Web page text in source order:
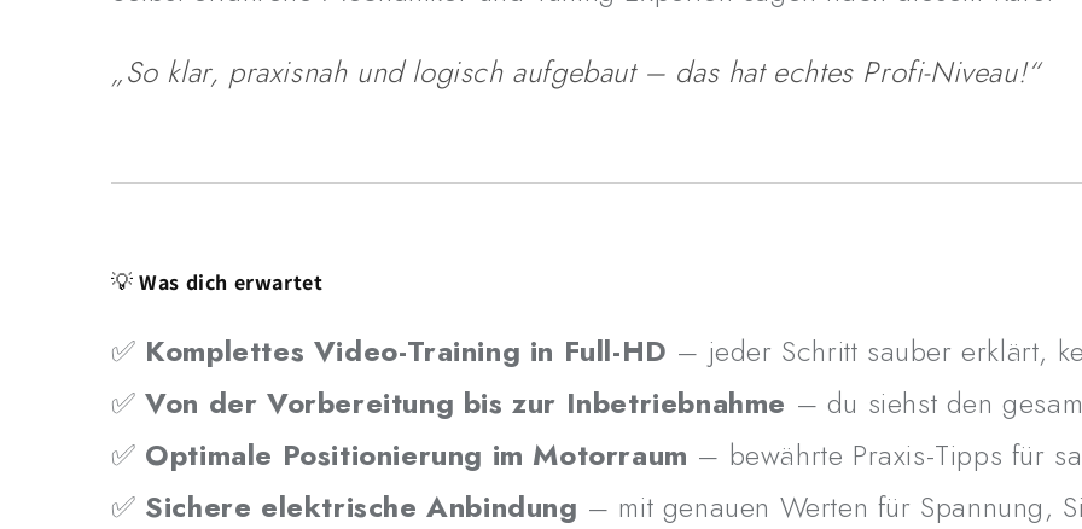
für saubere Montage
✅Sichere elektrische
Strömungsoptimierung
„So klar, praxisnah und logisch aufgebaut – das hat echtes Profi-Niveau!“
💡Was dich erwartet
✅ Komplettes Video-Training in Full-HD – jeder Schritt sauber erklärt,
✅Von der Vorbereitung bis zur Inbetriebnahme – du siehst den
✅ Optimale Positionierung im Motorraum – bewährte Praxis-Tipps für
✅ Sichere elektrische Anbindung – mit genauen Werten für Spannung,